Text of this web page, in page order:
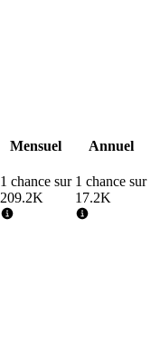
Mensuel Annuel
1 chance sur
209.2K
1 chance sur
17.2K